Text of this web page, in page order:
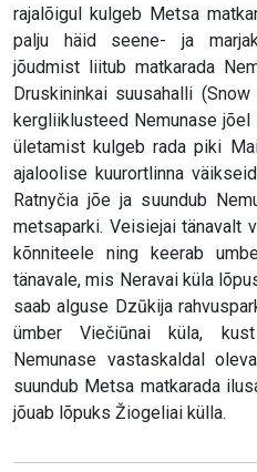
rajalõigul kulgeb Metsa
palju häid seene- ja
jõudmist liitub matkarada
Druskininkai suusahalli
kergliiklusteed Nemunase
ületamist kulgeb rada piki
ajaloolise kuurortlinna
Ratnyčia jõe ja suundub
metsaparki. Veisiejai tänavalt
kõnniteele ning keerab
tänavale, mis Neravai küla
saab alguse Dzūkija
ümber Viečiūnai küla,
Nemunase vastaskaldal
suundub Metsa matkarada
jõuab lõpuks Žiogeliai külla.